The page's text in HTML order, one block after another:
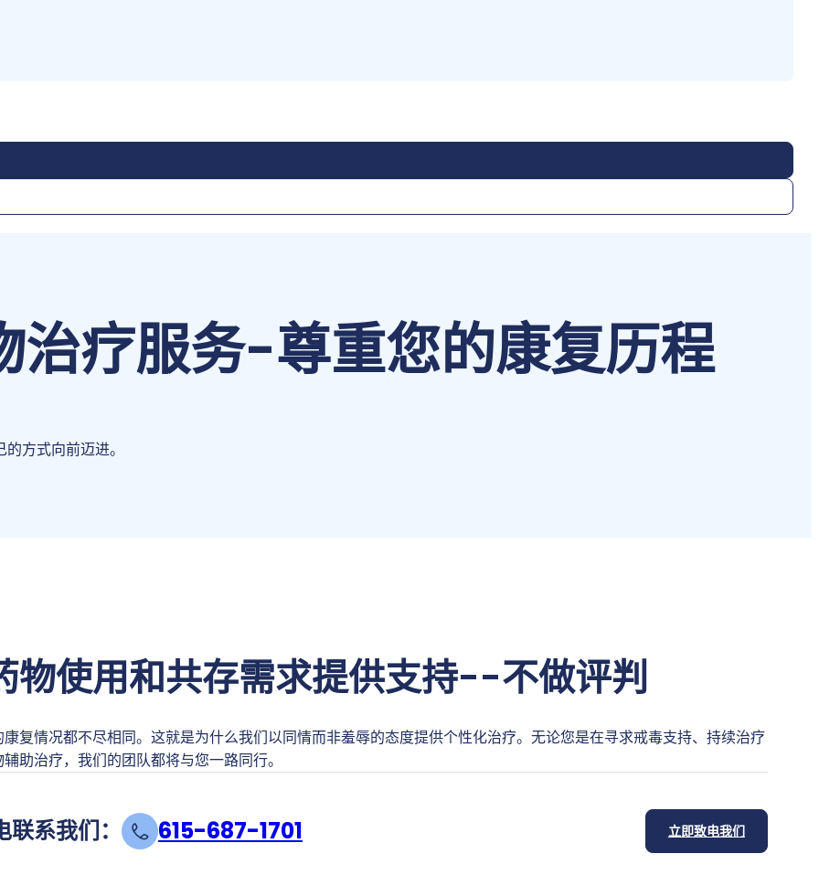
治疗服务-尊重您的康复历程
方式向前迈进。
物使用和共存需求提供支持--不做评判
复情况都不尽相同。这就是为什么我们以同情而非羞辱的态度提供个性化治疗。无论您是在寻求戒毒支持、持续治疗
助治疗，我们的团队都将与您一路同行。
联系我们： 615-687-1701 立即致电我们